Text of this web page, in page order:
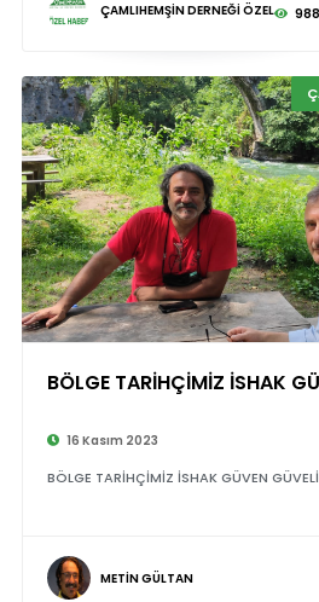
ÇAMLIHEMŞİN DERNEĞİ ÖZEL 988
BÖLGE TARİHÇİMİZ İSHAK
16 Kasım 2023
BÖLGE TARİHÇİMİZ İSHAK GÜVEN
METİN GÜLTAN